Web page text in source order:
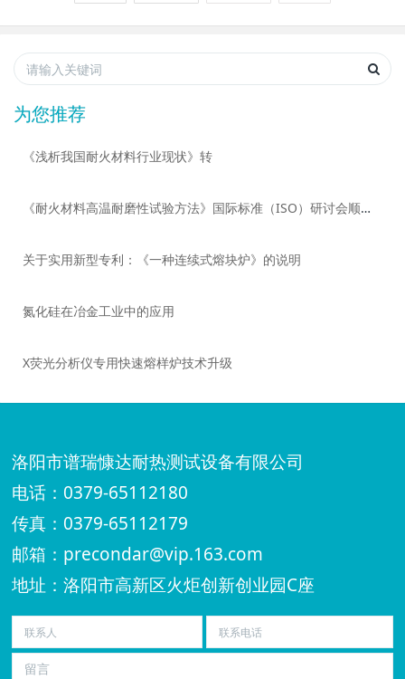
为您推荐
《浅析我国耐火材料行业现状》转
《耐火材料高温耐磨性试验方法》国际标准（ISO）研讨会顺利召
关于实用新型专利：《一种连续式熔块炉》的说明
氮化硅在冶金工业中的应用
X荧光分析仪专用快速熔样炉技术升级
洛阳市谱瑞慷达耐热测试设备有限公司
电话：0379-65112180
传真：0379-65112179
邮箱：precondar@vip.163.com
地址：洛阳市高新区火炬创新创业园C座